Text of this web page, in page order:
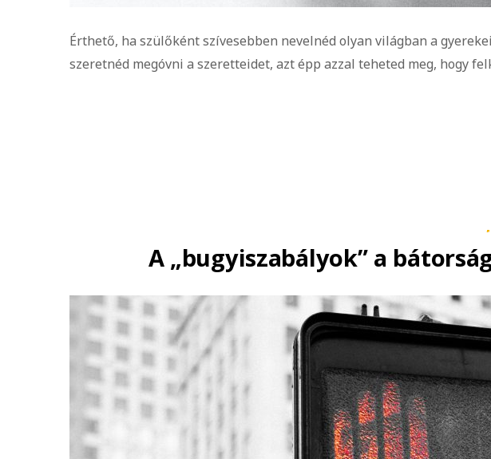
Érthető, ha szülőként szívesebben nevelnéd olyan világban a
szeretnéd megóvni a szeretteidet, azt épp azzal teheted meg, hogy
A „bugyiszabályok” a